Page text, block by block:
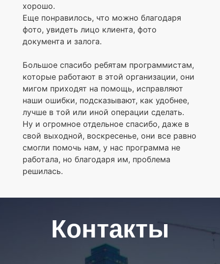
хорошо.
Еще понравилось, что можно благодаря
фото, увидеть лицо клиента, фото
документа и залога.
Большое спасибо ребятам программистам,
которые работают в этой организации, они
мигом приходят на помощь, исправляют
наши ошибки, подсказывают, как удобнее,
лучше в той или иной операции сделать.
Ну и огромное отдельное спасибо, даже в
свой выходной, воскресенье, они все равно
смогли помочь нам, у нас программа не
работала, но благодаря им, проблема
решилась.
Контакты